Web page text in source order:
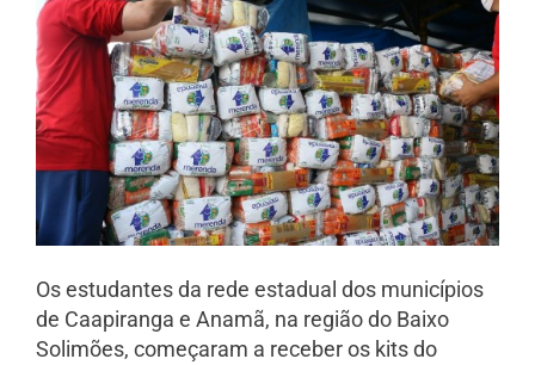
Os estudantes da rede estadual dos municípios
de Caapiranga e Anamã, na região do Baixo
Solimões, começaram a receber os kits do